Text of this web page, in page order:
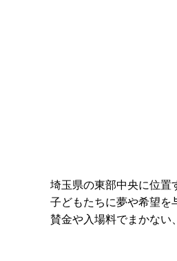
埼玉県の東部中央に位置
子どもたちに夢や希望を
賛金や入場料でまかない